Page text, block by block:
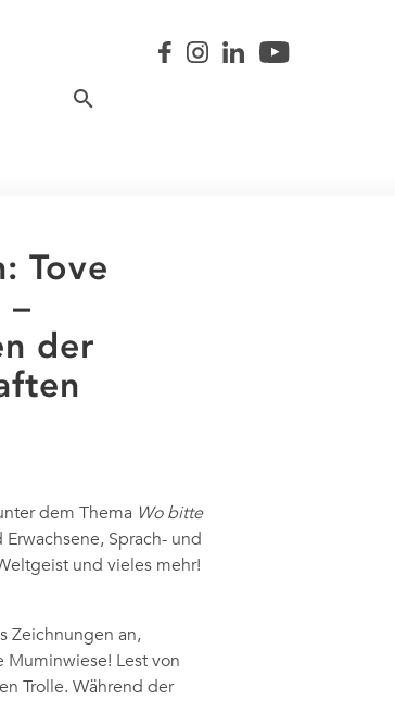
Tove
–
der
dem Thema Wo bitte
Sprach- und
und vieles mehr!
Zeichnungen an,
Lest von
Trolle. Während der